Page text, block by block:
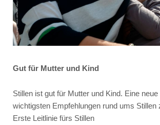
Gut für Mutter und Kind
Stillen ist gut für Mutter und Kind. Eine
wichtigsten Empfehlungen rund ums Stillen
Erste Leitlinie fürs Stillen